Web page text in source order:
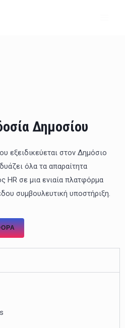
Δημοσίου
εξειδικεύεται στον Δημόσιο
όλα τα απαραίτητα
HR σε μια ενιαία πλατφόρμα
συμβουλευτική υποστήριξη.